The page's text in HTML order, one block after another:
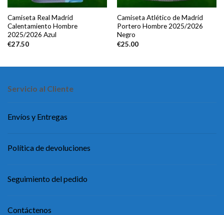
Camiseta Real Madrid
Calentamiento Hombre
2025/2026 Azul
€27.50
Camiseta Atlético de Madrid
Portero Hombre 2025/2026
Negro
€25.00
Servicio al Cliente
Envíos y Entregas
Política de devoluciones
Seguimiento del pedido
Contáctenos